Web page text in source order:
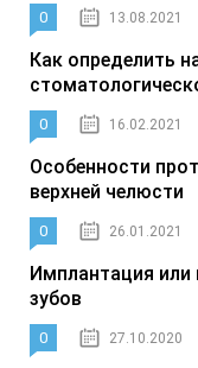
0 13.08.2021
Как определить
0 16.02.2021
Особенности
верхней челюсти
0 26.01.2021
Имплантация или
зубов
0 27.10.2020